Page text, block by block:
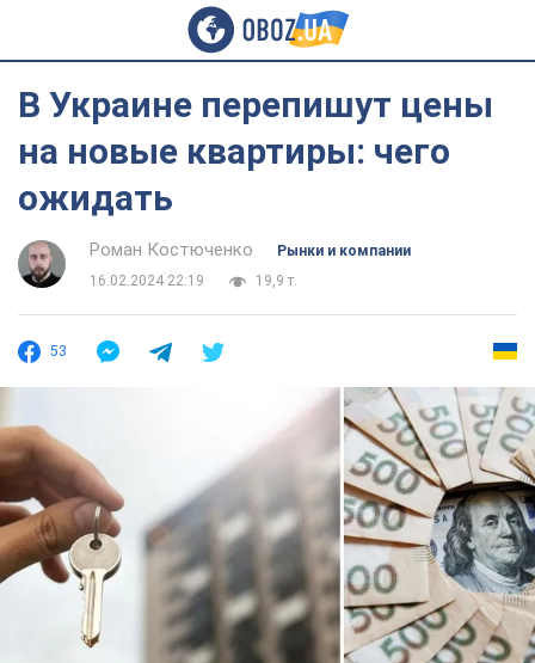
В Украине перепишут цены
на новые квартиры: чего
ожидать
Роман Костюченко
Рынки и компании
16.02.2024 22:19
19,9 т.
53